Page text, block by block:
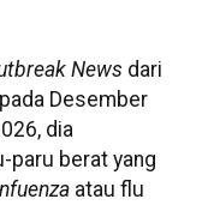
News dari
Desember
dia
paru berat yang
atau flu